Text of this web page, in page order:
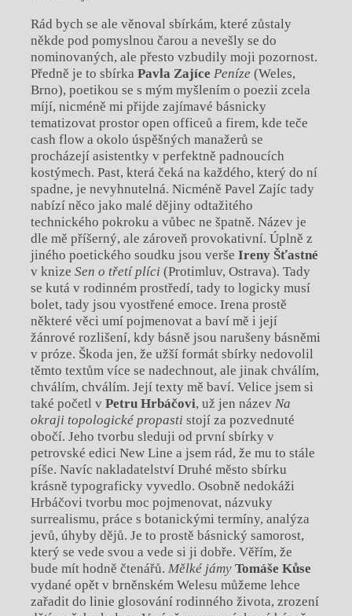
Rád bych se ale věnoval sbírkám, které zůstaly
někde pod pomyslnou čarou a nevešly se do
nominovaných, ale přesto vzbudily moji pozornost.
Předně je to sbírka Pavla Zajíce Peníze (Weles,
Brno), poetikou se s mým myšlením o poezii zcela
míjí, nicméně mi přijde zajímavé básnicky
tematizovat prostor open officeů a firem, kde teče
cash flow a okolo úspěšných manažerů se
procházejí asistentky v perfektně padnoucích
kostýmech. Past, která čeká na každého, který do ní
spadne, je nevyhnutelná. Nicméně Pavel Zajíc tady
nabízí něco jako malé dějiny odtažitého
technického pokroku a vůbec ne špatně. Název je
dle mě příšerný, ale zároveň provokativní. Úplně z
jiného poetického soudku jsou verše Ireny Šťastné
v knize Sen o třetí plíci (Protimluv, Ostrava). Tady
se kutá v rodinném prostředí, tady to logicky musí
bolet, tady jsou vyostřené emoce. Irena prostě
některé věci umí pojmenovat a baví mě i její
žánrové rozlišení, kdy básně jsou narušeny básněmi
v próze. Škoda jen, že užší formát sbírky nedovolil
těmto textům více se nadechnout, ale jinak chválím,
chválím, chválím. Její texty mě baví. Velice jsem si
také početl v Petru Hrbáčovi, už jen název Na
okraji topologické propasti stojí za pozvednuté
obočí. Jeho tvorbu sleduji od první sbírky v
petrovské edici New Line a jsem rád, že mu to stále
píše. Navíc nakladatelství Druhé město sbírku
krásně typograficky vyvedlo. Osobně nedokáži
Hrbáčovi tvorbu moc pojmenovat, názvuky
surrealismu, práce s botanickými termíny, analýza
jevů, úhyby dějů. Je to prostě básnický samorost,
který se vede svou a vede si ji dobře. Věřím, že
bude mít hodně čtenářů. Mělké jámy Tomáše Kůse
vydané opět v brněnském Welesu můžeme lehce
zařadit do linie glosování rodinného života, zrození